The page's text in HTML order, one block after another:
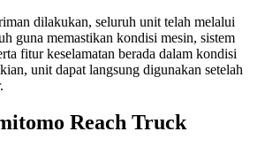
dilakukan, seluruh unit telah melalui
guna memastikan kondisi mesin, sistem
fitur keselamatan berada dalam kondisi
unit dapat langsung digunakan setelah
Reach Truck